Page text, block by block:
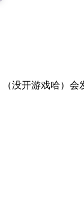
没开游戏哈）会